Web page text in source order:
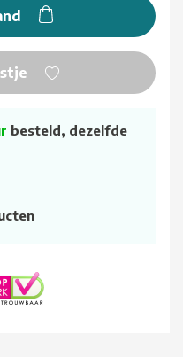
besteld, dezelfde